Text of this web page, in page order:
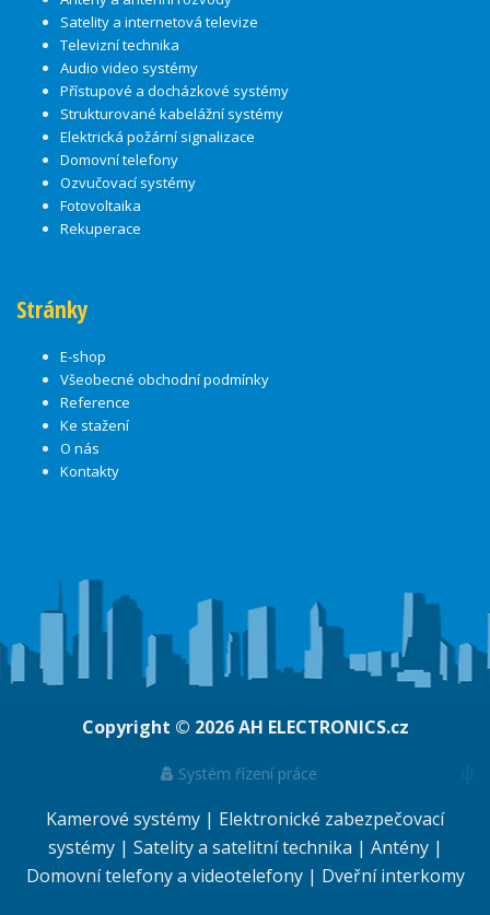
Satelity a internetová televize
Televizní technika
Audio video systémy
Přístupové a docházkové systémy
Strukturované kabelážní systémy
Elektrická požární signalizace
Domovní telefony
Ozvučovací systémy
Fotovoltaika
Rekuperace
Stránky
E-shop
Všeobecné obchodní podmínky
Reference
Ke stažení
O nás
Kontakty
Copyright © 2026AH ELECTRONICS.cz
Systém řízení práce
Kamerové systémy | Elektronické zabezpečovací
systémy | Satelity a satelitní technika | Antény |
Domovní telefony a videotelefony | Dveřní interkomy